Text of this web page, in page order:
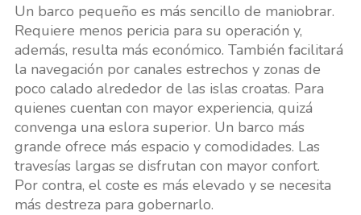
Un barco pequeño es más sencillo de maniobrar.
Requiere menos pericia para su operación y,
además, resulta más económico. También facilitará
la navegación por canales estrechos y zonas de
poco calado alrededor de las islas croatas. Para
quienes cuentan con mayor experiencia, quizá
convenga una eslora superior. Un barco más
grande ofrece más espacio y comodidades. Las
travesías largas se disfrutan con mayor confort.
Por contra, el coste es más elevado y se necesita
más destreza para gobernarlo.